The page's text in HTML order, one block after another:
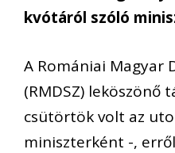
kvótáról szóló
A Romániai Magyar
(RMDSZ) leköszönő
csütörtök volt az
miniszterként -,